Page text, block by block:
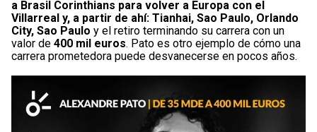
a Brasil Corinthians para volver a Europa con el
Villarreal y, a partir de ahí: Tianhai, Sao Paulo, Orlando
City, Sao Paulo y el retiro terminando su carrera con un
valor de 400 mil euros. Pato es otro ejemplo de cómo una
carrera prometedora puede desvanecerse en pocos años.